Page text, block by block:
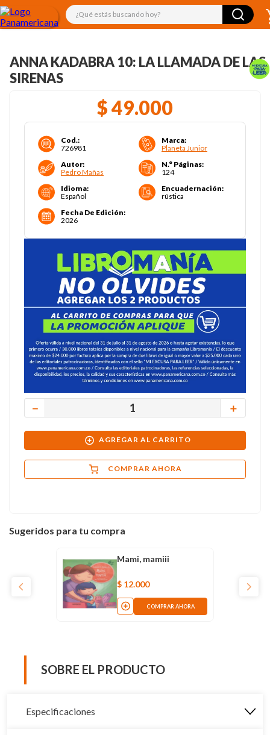
¿Qué estás buscando hoy?
ANNA KADABRA 10: LA LLAMADA DE LAS
SIRENAS
$49.000
Cod.:
726981
Marca:
Planeta Junior
Autor:
Pedro Mañas
N.° Páginas:
124
Idioma:
Español
Encuadernación:
rústica
Fecha De Edición:
2026
＋
－
AGREGAR AL CARRITO
COMPRAR AHORA
Sugeridos para tu compra
Mami, mamiii
$ 12.000
COMPRAR AHORA
SOBRE EL PRODUCTO
Especificaciones